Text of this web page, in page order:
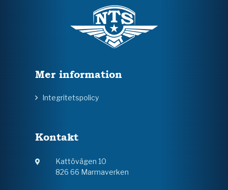
Mer information
Integritetspolicy
Kontakt
Kattövägen 10
826 66 Marmaverken